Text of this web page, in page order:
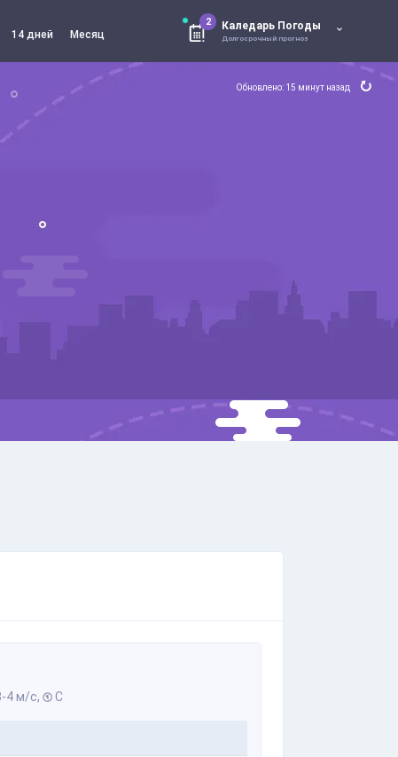
14 дней Месяц
2 Каледарь Погоды
Долгосрочный прогноз
Обновлено: 15 минут назад
4 м/с, С